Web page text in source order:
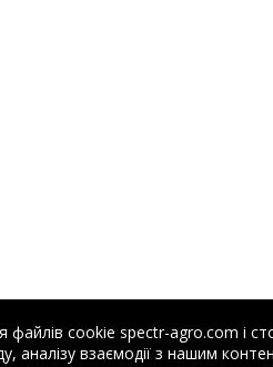
cookie spectr-agro.com і
аналізу взаємодії з нашим